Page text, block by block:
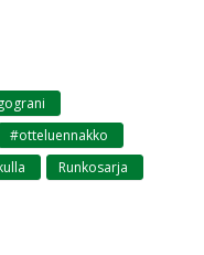
#otteluennakko
Runkosarja